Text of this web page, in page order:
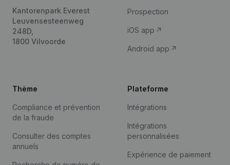
Kantorenpark Everest
Leuvensesteenweg
248D,
1800 Vilvoorde
Prospection
iOS app
Android app
Thème
Compliance et prévention
de la fraude
Consulter des comptes
annuels
Plateforme
Intégrations
Intégrations
personnalisées
Expérience de paiement